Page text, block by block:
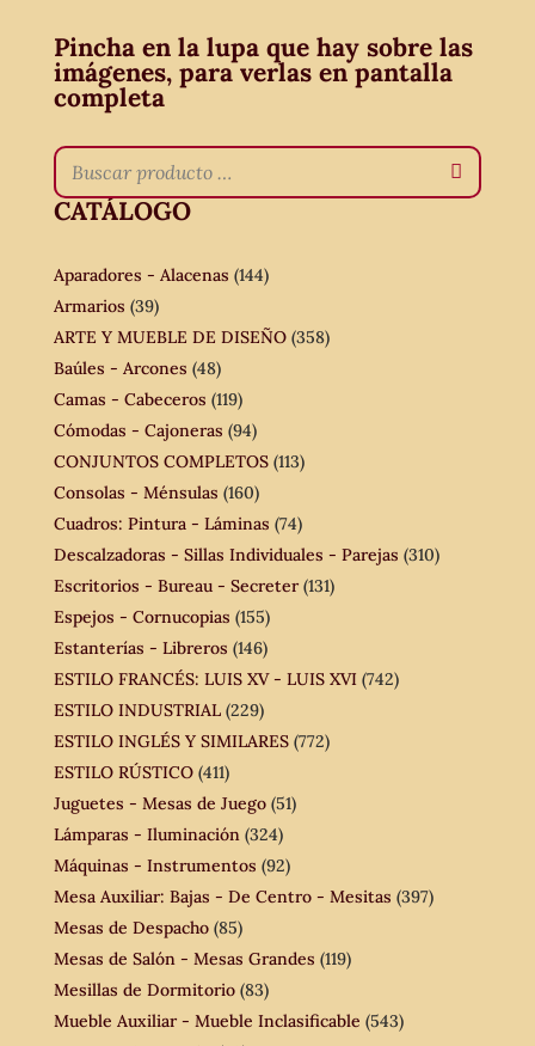
Pincha en la lupa que hay sobre las
imágenes, para verlas en pantalla
completa
CATÁLOGO
Aparadores - Alacenas (144)
Armarios (39)
ARTE Y MUEBLE DE DISEÑO (358)
Baúles - Arcones (48)
Camas - Cabeceros (119)
Cómodas - Cajoneras (94)
CONJUNTOS COMPLETOS (113)
Consolas - Ménsulas (160)
Cuadros: Pintura - Láminas (74)
Descalzadoras - Sillas Individuales - Parejas (310)
Escritorios - Bureau - Secreter (131)
Espejos - Cornucopias (155)
Estanterías - Libreros (146)
ESTILO FRANCÉS: LUIS XV - LUIS XVI (742)
ESTILO INDUSTRIAL (229)
ESTILO INGLÉS Y SIMILARES (772)
ESTILO RÚSTICO (411)
Juguetes - Mesas de Juego (51)
Lámparas - Iluminación (324)
Máquinas - Instrumentos (92)
Mesa Auxiliar: Bajas - De Centro - Mesitas (397)
Mesas de Despacho (85)
Mesas de Salón - Mesas Grandes (119)
Mesillas de Dormitorio (83)
Mueble Auxiliar - Mueble Inclasificable (543)